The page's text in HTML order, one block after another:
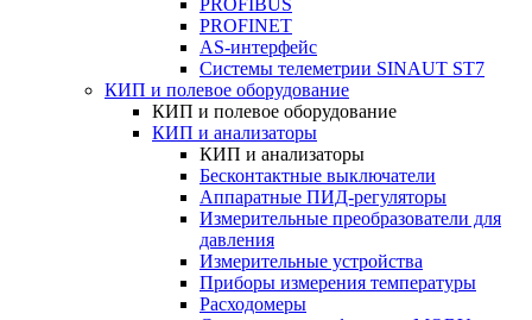
PROFIBUS
PROFINET
AS-интерфейс
Системы телеметрии SINAUT ST7
КИП и полевое оборудование
КИП и полевое оборудование
КИП и анализаторы
КИП и анализаторы
Бесконтактные выключатели
Аппаратные ПИД-регуляторы
Измерительные преобразователи для
давления
Измерительные устройства
Приборы измерения температуры
Расходомеры